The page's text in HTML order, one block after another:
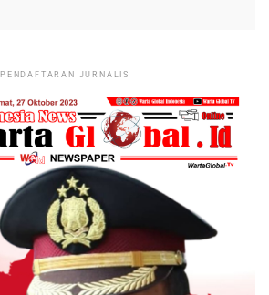
PENDAFTARAN JURNALIS